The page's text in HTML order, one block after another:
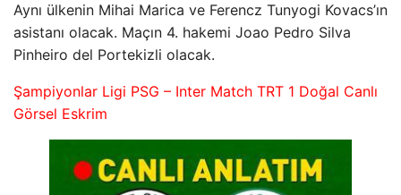
Aynı ülkenin Mihai Marica ve Ferencz Tunyogi Kovacs’ın
asistanı olacak. Maçın 4. hakemi Joao Pedro Silva
Pinheiro del Portekizli olacak.
Şampiyonlar Ligi PSG – Inter Match TRT 1 Doğal Canlı
Görsel Eskrim